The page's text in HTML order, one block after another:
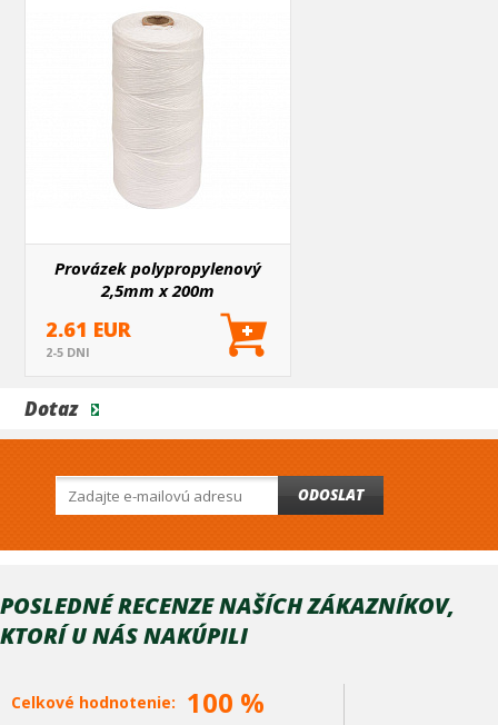
Provázek polypropylenový
2,5mm x 200m
2.61 EUR
2-5 DNI
Dotaz
ODOSLAT
POSLEDNÉ RECENZE NAŠÍCH ZÁKAZNÍKOV,
KTORÍ U NÁS NAKÚPILI
Celkové hodnotenie: 100 %